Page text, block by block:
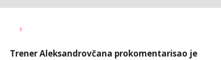
AUTOR
1
Trener Aleksandrovčana prokomentarisao je